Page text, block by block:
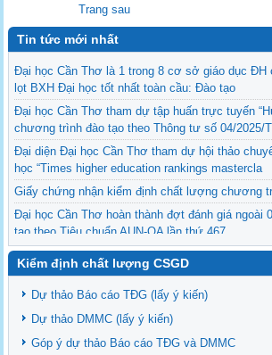
Trang sau
Tin tức mới nhất
Đại học Cần Thơ là 1 trong 8 cơ sở giáo dục ĐH
lọt BXH Đại học tốt nhất toàn cầu: Đào tạo
Đại học Cần Thơ tham dự tập huấn trực tuyến
chương trình đào tạo theo Thông tư số 04/2025/T
Đại diện Đại học Cần Thơ tham dự hội thảo
học “Times higher education rankings mastercla
Giấy chứng nhận kiểm định chất lượng chương
Đại học Cần Thơ hoàn thành đợt đánh giá ngoài
tạo theo Tiêu chuẩn AUN-QA lần thứ 467
Kiểm định chất lượng CSGD
Dự thảo Báo cáo TĐG (lấy ý kiến)
Dự thảo DMMC (lấy ý kiến)
Góp ý dự thảo Báo cáo TĐG và DMMC